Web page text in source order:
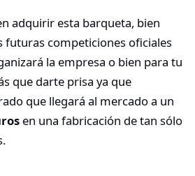
adquirir esta barqueta, bien
futuras competiciones oficiales
la empresa o bien para tu
que darte prisa ya que
que llegará al mercado a un
en una fabricación de tan sólo